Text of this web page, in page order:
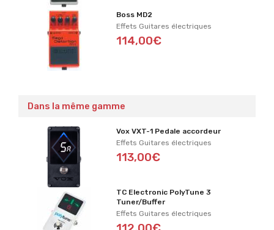
Boss MD2
Effets Guitares électriques
114,00€
Dans la même gamme
Vox VXT-1 Pedale accordeur
Effets Guitares électriques
113,00€
TC Electronic PolyTune 3
Tuner/Buffer
Effets Guitares électriques